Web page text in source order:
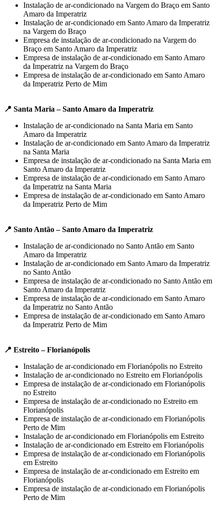
Instalação de ar-condicionado na Vargem do Braço em Santo
Amaro da Imperatriz
Instalação de ar-condicionado em Santo Amaro da Imperatriz
na Vargem do Braço
Empresa de instalação de ar-condicionado na Vargem do
Braço em Santo Amaro da Imperatriz
Empresa de instalação de ar-condicionado em Santo Amaro
da Imperatriz na Vargem do Braço
Empresa de instalação de ar-condicionado em Santo Amaro
da Imperatriz Perto de Mim
📍 Santa Maria – Santo Amaro da Imperatriz
Instalação de ar-condicionado na Santa Maria em Santo
Amaro da Imperatriz
Instalação de ar-condicionado em Santo Amaro da Imperatriz
na Santa Maria
Empresa de instalação de ar-condicionado na Santa Maria em
Santo Amaro da Imperatriz
Empresa de instalação de ar-condicionado em Santo Amaro
da Imperatriz na Santa Maria
Empresa de instalação de ar-condicionado em Santo Amaro
da Imperatriz Perto de Mim
📍 Santo Antão – Santo Amaro da Imperatriz
Instalação de ar-condicionado no Santo Antão em Santo
Amaro da Imperatriz
Instalação de ar-condicionado em Santo Amaro da Imperatriz
no Santo Antão
Empresa de instalação de ar-condicionado no Santo Antão em
Santo Amaro da Imperatriz
Empresa de instalação de ar-condicionado em Santo Amaro
da Imperatriz no Santo Antão
Empresa de instalação de ar-condicionado em Santo Amaro
da Imperatriz Perto de Mim
📍 Estreito – Florianópolis
Instalação de ar-condicionado em Florianópolis no Estreito
Instalação de ar-condicionado no Estreito em Florianópolis
Empresa de instalação de ar-condicionado em Florianópolis
no Estreito
Empresa de instalação de ar-condicionado no Estreito em
Florianópolis
Empresa de instalação de ar-condicionado em Florianópolis
Perto de Mim
Instalação de ar-condicionado em Florianópolis em Estreito
Instalação de ar-condicionado em Estreito em Florianópolis
Empresa de instalação de ar-condicionado em Florianópolis
em Estreito
Empresa de instalação de ar-condicionado em Estreito em
Florianópolis
Empresa de instalação de ar-condicionado em Florianópolis
Perto de Mim